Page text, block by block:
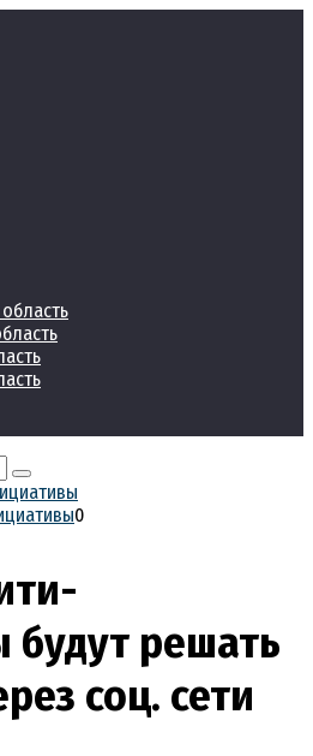
0
решать
соц. сети